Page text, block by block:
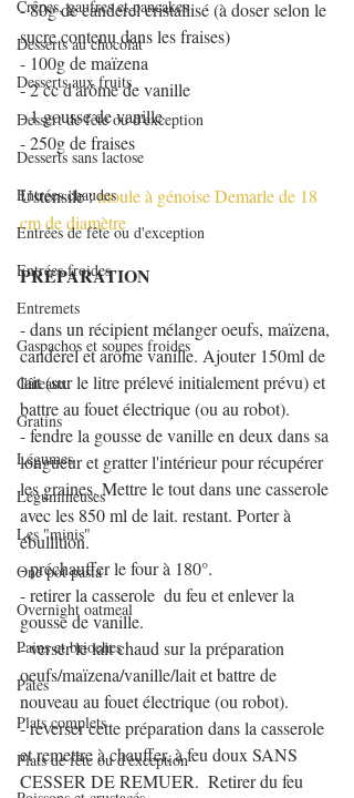
Crêpes, gaufres et pancakes
Desserts au chocolat
Desserts aux fruits
Dessert de fête ou d'exception
Desserts sans lactose
Entrées chaudes
Entrées de fête ou d'exception
Entrées froides
Entremets
Gaspachos et soupes froides
Gâteaux
Gratins
Légumes
Légumineuses
Les "minis"
One pot pasta
Overnight oatmeal
Pains et brioches
Pâtes
Plats complets
Plats de fête ou d'exception
- 80g de canderel cristallisé (à doser selon le
sucre contenu dans les fraises)
- 100g de maïzena
- 2 cc d'arôme de vanille
- 1 gousse de vanille
- 250g de fraises
Ustensile : moule à génoise Demarle de 18
cm de diamètre
PREPARATION
- dans un récipient mélanger oeufs, maïzena,
canderel et arôme vanille. Ajouter 150ml de
lait (sur le litre prélevé initialement prévu) et
battre au fouet électrique (ou au robot).
- fendre la gousse de vanille en deux dans sa
longueur et gratter l'intérieur pour récupérer
les graines. Mettre le tout dans une casserole
avec les 850 ml de lait. restant. Porter à
ébullition.
- préchauffer le four à 180°.
- retirer la casserole  du feu et enlever la
gousse de vanille.
- verser le lait chaud sur la préparation
oeufs/maïzena/vanille/lait et battre de
nouveau au fouet électrique (ou robot).
- reverser cette préparation dans la casserole
et remettre à chauffer, à feu doux SANS
CESSER DE REMUER.  Retirer du feu